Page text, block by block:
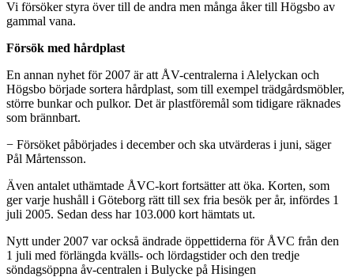
Vi försöker styra över till de andra men många åker till Högsbo av
gammal vana.
Försök med hårdplast
En annan nyhet för 2007 är att ÅV-centralerna i Alelyckan och
Högsbo började sortera hårdplast, som till exempel trädgårdsmöbler,
större bunkar och pulkor. Det är plastföremål som tidigare räknades
som brännbart.
− Försöket påbörjades i december och ska utvärderas i juni, säger
Pål Mårtensson.
Även antalet uthämtade ÅVC-kort fortsätter att öka. Korten, som
ger varje hushåll i Göteborg rätt till sex fria besök per år, infördes 1
juli 2005. Sedan dess har 103.000 kort hämtats ut.
Nytt under 2007 var också ändrade öppettiderna för ÅVC från den
1 juli med förlängda kvälls- och lördagstider och den tredje
söndagsöppna åv-centralen i Bulycke på Hisingen